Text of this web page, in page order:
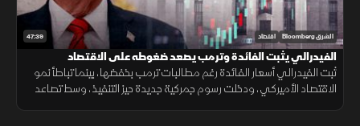
47:39 الشرق Bloomberg اقتصاد
الفيدرالي يثبت الفائدة وترمب يصعد ضغوطه على الاقتصاد
ثبت الفيدرالي أسعار الفائدة رغم مطالبات ترمب بخفضها، بينما تباطأ نمو
الاقتصاد الأميركي، ودخلت رسوم جمركية جديدة حيز التنفيذ، وسط تصاعد